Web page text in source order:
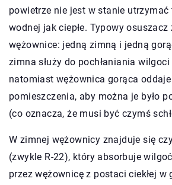
powietrze nie jest w stanie
wodnej jak ciepłe. Typowy osuszacz
wężownice: jedną zimną i jedną
zimna służy do pochłaniania
natomiast wężownica gorąca oddaje
pomieszczenia, aby można je było
(co oznacza, że musi być czymś
W zimnej wężownicy znajduje się
(zwykle R-22), który absorbuje
przez wężownicę z postaci ciekłej w